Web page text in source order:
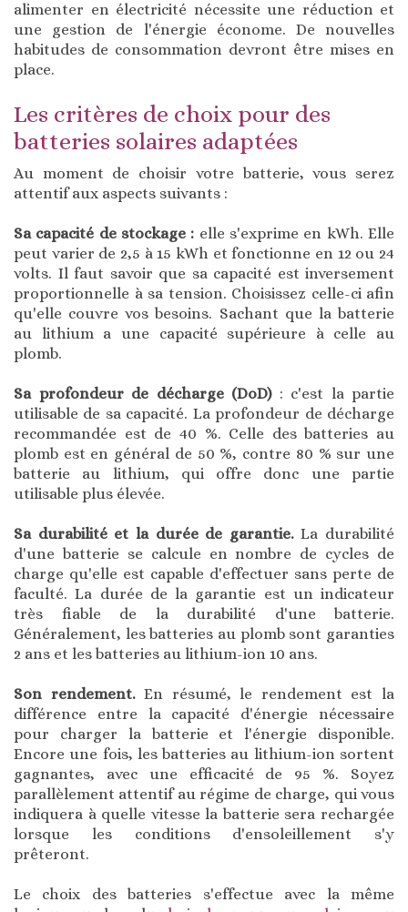
alimenter en électricité nécessite une réduction et
une gestion de l'énergie économe. De nouvelles
habitudes de consommation devront être mises en
place.
Les critères de choix pour des
batteries solaires adaptées
Au moment de choisir votre batterie, vous serez
attentif aux aspects suivants :
Sa capacité de stockage : elle s'exprime en kWh. Elle
peut varier de 2,5 à 15 kWh et fonctionne en 12 ou 24
volts. Il faut savoir que sa capacité est inversement
proportionnelle à sa tension. Choisissez celle-ci afin
qu'elle couvre vos besoins. Sachant que la batterie
au lithium a une capacité supérieure à celle au
plomb.
Sa profondeur de décharge (DoD): c'est la partie
utilisable de sa capacité. La profondeur de décharge
recommandée est de 40 %. Celle des batteries au
plomb est en général de 50 %, contre 80 % sur une
batterie au lithium, qui offre donc une partie
utilisable plus élevée.
Sa durabilité et la durée de garantie.La durabilité
d'une batterie se calcule en nombre de cycles de
charge qu'elle est capable d'effectuer sans perte de
faculté. La durée de la garantie est un indicateur
très fiable de la durabilité d'une batterie.
Généralement, les batteries au plomb sont garanties
2 ans et les batteries au lithium-ion 10 ans.
Son rendement.En résumé, le rendement est la
différence entre la capacité d'énergie nécessaire
pour charger la batterie et l'énergie disponible.
Encore une fois, les batteries au lithium-ion sortent
gagnantes, avec une efficacité de 95 %. Soyez
parallèlement attentif au régime de charge, qui vous
indiquera à quelle vitesse la batterie sera rechargée
lorsque les conditions d'ensoleillement s'y
prêteront.
Le choix des batteries s'effectue avec la même